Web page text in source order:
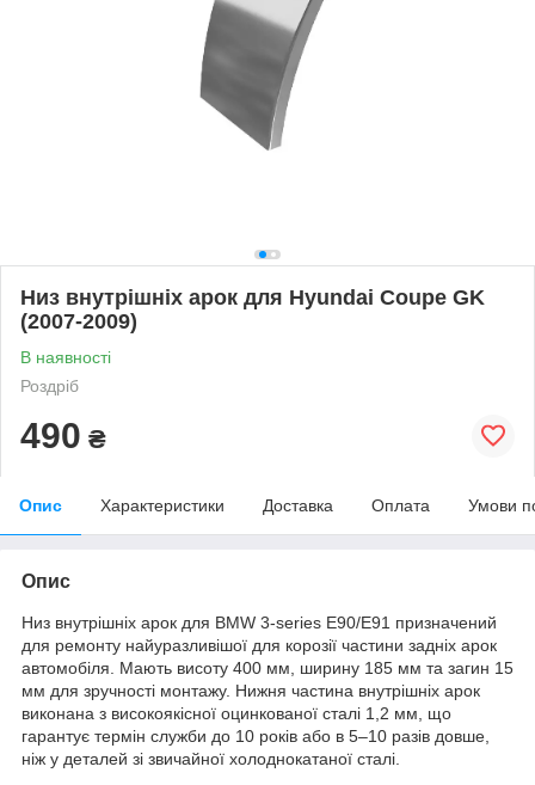
Низ внутрішніх арок для Hyundai Coupe GK
(2007-2009)
В наявності
Роздріб
490 ₴
Опис Характеристики Доставка Оплата Умови
Опис
Низ внутрішніх арок для BMW 3-series E90/E91 призначений
для ремонту найуразливішої для корозії частини задніх арок
автомобіля. Мають висоту 400 мм, ширину 185 мм та загин 15
мм для зручності монтажу. Нижня частина внутрішніх арок
виконана з високоякісної оцинкованої сталі 1,2 мм, що
гарантує термін служби до 10 років або в 5–10 разів довше,
ніж у деталей зі звичайної холоднокатаної сталі.